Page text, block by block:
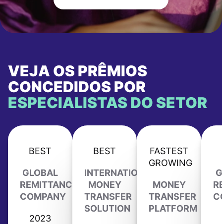
VEJA OS PRÊMIOS
CONCEDIDOS POR
ESPECIALISTAS DO SETOR
BEST
GLOBAL
REMITTANCE
COMPANY
2023
BEST
INTERNATIONAL
MONEY
TRANSFER
SOLUTION
FASTEST
GROWING
MONEY
TRANSFER
PLATFORM